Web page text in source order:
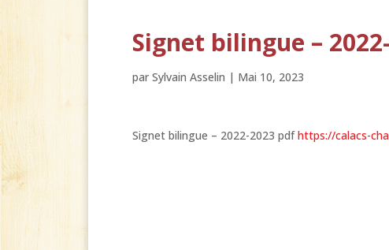
Signet bilingue –
par Sylvain Asselin | Mai 10, 2023
Signet bilingue – 2022-2023 pdfhttps://calacs-